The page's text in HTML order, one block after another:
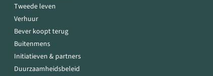
Tweede leven
Verhuur
Bever koopt terug
Buitenmens
Initiatieven & partners
Duurzaamheidsbeleid